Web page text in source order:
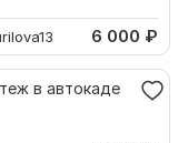
6 000 ₽
в автокаде